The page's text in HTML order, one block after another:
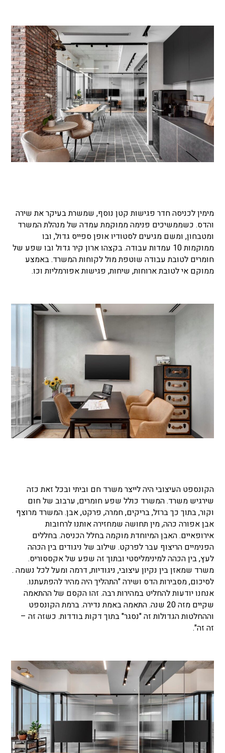
מימין לכניסה חדר פגישות קטן נוסף, שמשרת בעיקר את שירה
והדס. כשממשיכים פנימה ממוקמת עמדה של מנהלת המשרד
ומטבחון, ומשם מגיעים לסטודיו אופן ספייס גדול, ובו
ממוקמות 10 עמדות עבודה. בקצהו ארון קיר גדול ובו שפע של
חומרים לטובת עבודה שוטפת מול לקוחות המשרד. באמצע
ממוקם אי לטובת ארוחות, שיחות, פגישות אפורמליות וכו.
הקונספט העיצובי היה לייצר משרד חם וביתי ובכל זאת כזה
שירגיש משרד. המשרד כולל שפע חומרים, ערבוב של חום
וקור, בתוך כך ברזל, בריקים, חמרה, פרקט, אבן. המשרד מרוצף
אבן אפורה כהה, מין תחושה שמחזירה אותנו לרחובות
אירופאיים. האבן המיוחדת מוקמה בחלל הכניסה. בחללים
הפנימיים הריצוף עבר לפרקט. שילוב של ניגודים בין הכהה
לעץ, בין הכהה למינימליסטי ובתוך זה שפע של אקססוריס.
משרד שמאזן בין נקיון עיצובי, ניגודיות, דרמה ומעל לכל נשמה .
לסיכום, מסבירות הדס ושירה "התהליך היה מהיר להפתעתנו.
אנחנו יודעות להחליט במהירות רבה. זהו הקסם של ההתאמה
שקיים מזה 20 שנה. התאמה באמת נדירה. ברמת הקונספט
וההחלטות הגדולות זה "נסגר" בתוך דקות בודדות. כשזה זה –
זה זה".